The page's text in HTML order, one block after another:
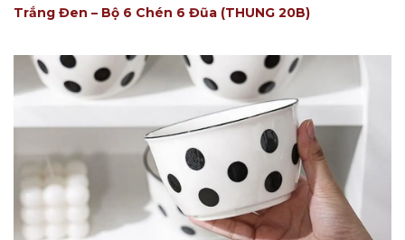
Trắng Đen – Bộ 6 Chén 6 Đũa (THUNG 20B)